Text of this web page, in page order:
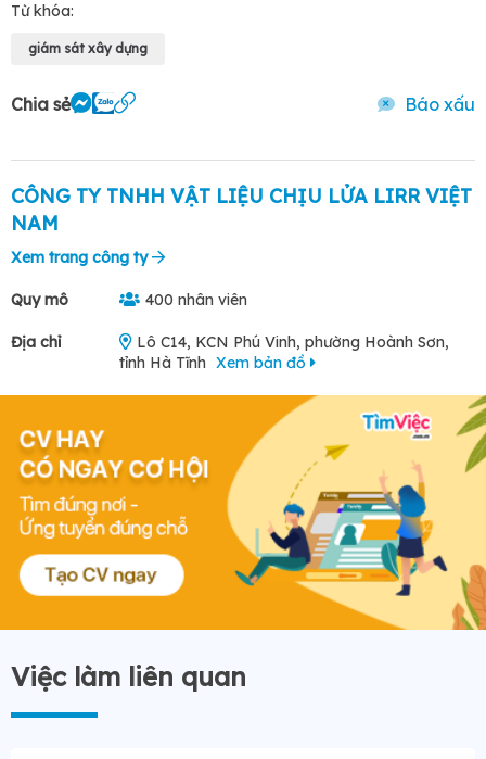
Từ khóa:
giám sát xây dựng
Chia sẻ Báo xấu
CÔNG TY TNHH VẬT LIỆU CHỊU LỬA LIRR VIỆT
NAM
Xem trang công ty
Quy mô 400 nhân viên
Địa chỉ
Lô C14, KCN Phú Vinh, phường Hoành Sơn,
tỉnh Hà Tĩnh Xem bản đồ
Việc làm liên quan